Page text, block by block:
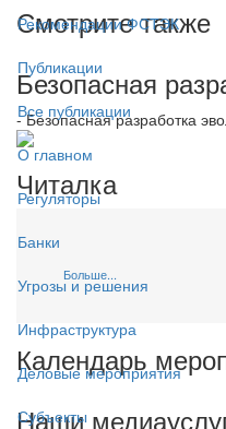
Рекомендации ФСТЭК
Публикации
Все публикации
О главном
Регуляторы
Банки
Угрозы и решения
Инфраструктура
Деловые мероприятия
Субъекты
Смотрите также
Безопасная
- Безопасная разработка
Читалка
Больше...
Календарь
Наши